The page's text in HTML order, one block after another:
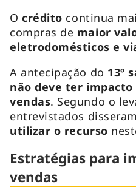
Ocrédito continua
compras de maior
eletrodomésticos e
A antecipação do 13º
não deve ter
vendas. Segundo o
entrevistados
utilizar o recurso
Estratégias para
vendas